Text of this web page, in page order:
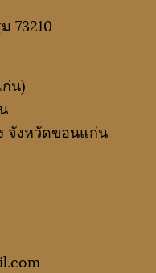
73210
น)
จังหวัดขอนแก่น
com